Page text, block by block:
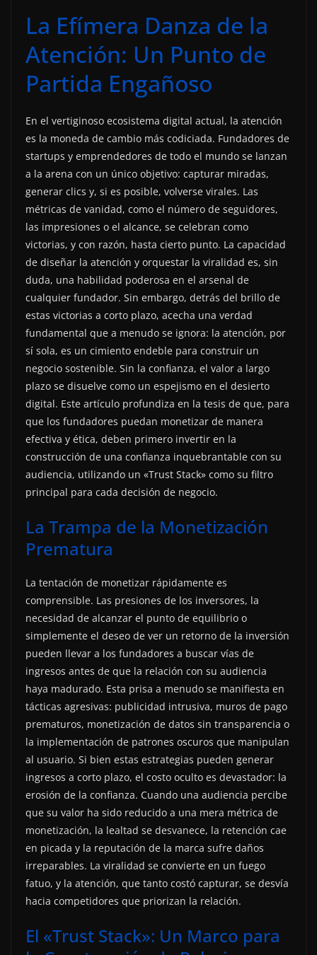
La Efímera Danza de la
Atención: Un Punto de
Partida Engañoso
En el vertiginoso ecosistema digital actual, la atención
es la moneda de cambio más codiciada. Fundadores de
startups y emprendedores de todo el mundo se lanzan
a la arena con un único objetivo: capturar miradas,
generar clics y, si es posible, volverse virales. Las
métricas de vanidad, como el número de seguidores,
las impresiones o el alcance, se celebran como
victorias, y con razón, hasta cierto punto. La capacidad
de diseñar la atención y orquestar la viralidad es, sin
duda, una habilidad poderosa en el arsenal de
cualquier fundador. Sin embargo, detrás del brillo de
estas victorias a corto plazo, acecha una verdad
fundamental que a menudo se ignora: la atención, por
sí sola, es un cimiento endeble para construir un
negocio sostenible. Sin la confianza, el valor a largo
plazo se disuelve como un espejismo en el desierto
digital. Este artículo profundiza en la tesis de que, para
que los fundadores puedan monetizar de manera
efectiva y ética, deben primero invertir en la
construcción de una confianza inquebrantable con su
audiencia, utilizando un «Trust Stack» como su filtro
principal para cada decisión de negocio.
La Trampa de la Monetización
Prematura
La tentación de monetizar rápidamente es
comprensible. Las presiones de los inversores, la
necesidad de alcanzar el punto de equilibrio o
simplemente el deseo de ver un retorno de la inversión
pueden llevar a los fundadores a buscar vías de
ingresos antes de que la relación con su audiencia
haya madurado. Esta prisa a menudo se manifiesta en
tácticas agresivas: publicidad intrusiva, muros de pago
prematuros, monetización de datos sin transparencia o
la implementación de patrones oscuros que manipulan
al usuario. Si bien estas estrategias pueden generar
ingresos a corto plazo, el costo oculto es devastador: la
erosión de la confianza. Cuando una audiencia percibe
que su valor ha sido reducido a una mera métrica de
monetización, la lealtad se desvanece, la retención cae
en picada y la reputación de la marca sufre daños
irreparables. La viralidad se convierte en un fuego
fatuo, y la atención, que tanto costó capturar, se desvía
hacia competidores que priorizan la relación.
El «Trust Stack»: Un Marco para